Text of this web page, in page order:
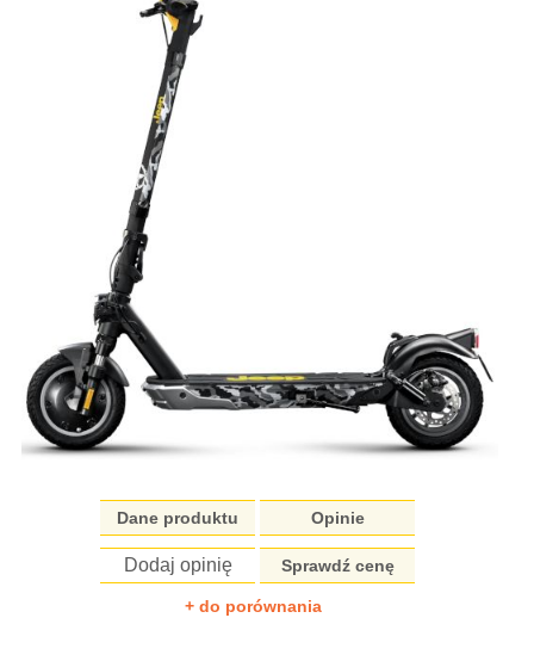
Dane produktu Opinie
Dodaj opinię Sprawdź cenę
+ do porównania